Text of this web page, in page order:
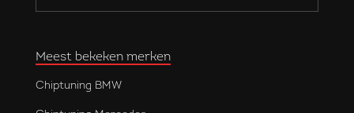
Meest bekeken merken
Chiptuning BMW